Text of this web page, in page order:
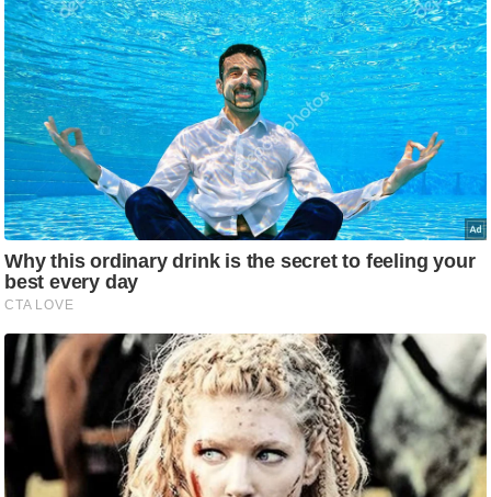
प
र्य
ट
न
स्थ
फि
ट
ने
स
मं
त्रा
ले
शि